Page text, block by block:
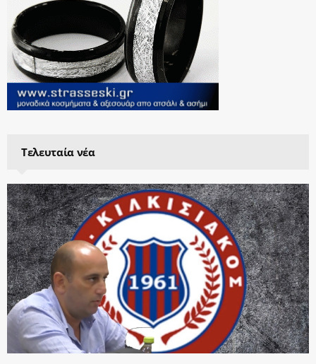
Τελευταία νέα